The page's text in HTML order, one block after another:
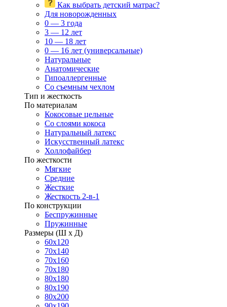
Как выбрать детский матрас?
Для новорожденных
0 — 3 года
3 — 12 лет
10 — 18 лет
0 — 16 лет (универсальные)
Натуральные
Анатомические
Гипоаллергенные
Со съемным чехлом
Тип и жесткость
По материалам
Кокосовые цельные
Со слоями кокоса
Натуральный латекс
Искусственный латекс
Холлофайбер
По жесткости
Мягкие
Средние
Жесткие
Жесткость 2-в-1
По конструкции
Беспружинные
Пружинные
Размеры (Ш х Д)
60х120
70х140
70х160
70х180
80х180
80х190
80х200